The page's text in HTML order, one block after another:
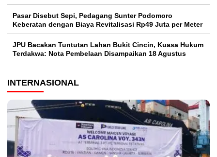
Pasar Disebut Sepi, Pedagang Sunter Podomoro
Keberatan dengan Biaya Revitalisasi Rp49 Juta per Meter
JPU Bacakan Tuntutan Lahan Bukit Cincin, Kuasa Hukum
Terdakwa: Nota Pembelaan Disampaikan 18 Agustus
INTERNASIONAL